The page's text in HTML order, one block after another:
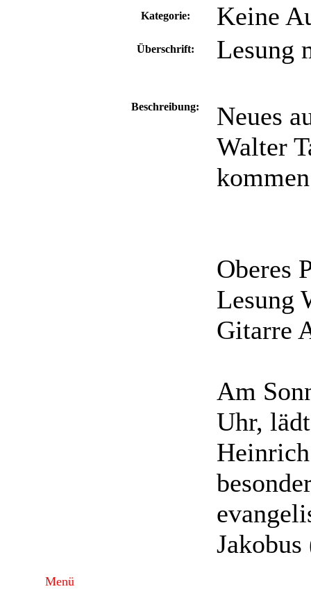
Menü
Kategorie: Keine
Überschrift: Lesung
Beschreibung:
Neues
Walter
Oberes
Lesung
Gitarre
Am
Uhr,